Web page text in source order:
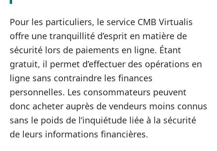
Pour les particuliers, le service CMB Virtualis
offre une tranquillité d’esprit en matière de
sécurité lors de paiements en ligne. Étant
gratuit, il permet d’effectuer des opérations en
ligne sans contraindre les finances
personnelles. Les consommateurs peuvent
donc acheter auprès de vendeurs moins connus
sans le poids de l’inquiétude liée à la sécurité
de leurs informations financières.